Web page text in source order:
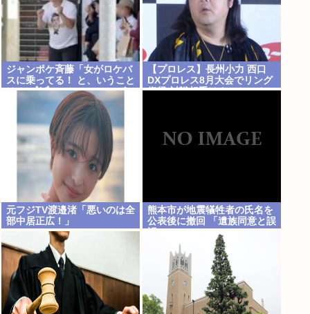
ジャンポケ斉藤「女がロケバ
スに乗ってる！ と、いうこと
は！( *ﾟ∀ﾟ)=3ムッハー」 ボ
ロン。
【プロレス】長州小力 西口
DXプロレス8月大会でリング
復帰 対戦相手はクロちゃん
元フジTV渡邉渚「悪いのは全
部中居正広！」
熊本市が地震犠牲者の氏名を
公表後に撤回 「遺族同意と誤